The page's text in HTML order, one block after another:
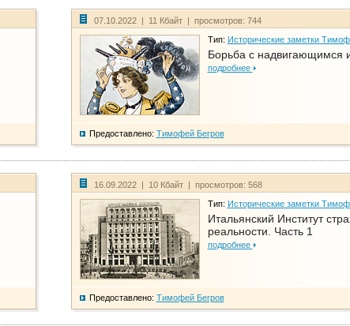
07.10.2022 | 11 Кбайт | просмотров: 744
Тип: Исторические заметки
Борьба с надвигающимся
подробнее
Предоставлено: Тимофей Бегров
16.09.2022 | 10 Кбайт | просмотров: 568
Тип: Исторические заметки
Итальянский Институт
реальности. Часть 1
подробнее
Предоставлено: Тимофей Бегров